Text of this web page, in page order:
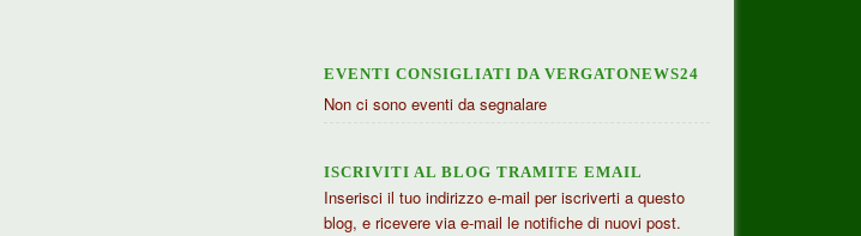
EVENTI CONSIGLIATI DA VERGATONEWS24
Non ci sono eventi da segnalare
ISCRIVITI AL BLOG TRAMITE EMAIL
Inserisci il tuo indirizzo e-mail per iscriverti a questo
blog, e ricevere via e-mail le notifiche di nuovi post.